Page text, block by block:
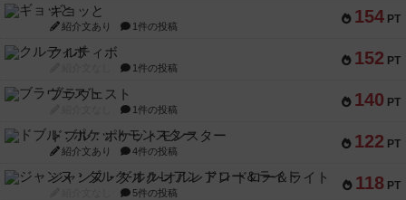
154 PT
ギョッと
紹介文あり 1件の投稿
152 PT
クルティボ
1件の投稿
140 PT
ブラヴェスト
1件の投稿
122 PT
ドブル：ポケットモンスター
紹介文あり 4件の投稿
118 PT
ジャンヌ・ダルク-オルレアン ドロー＆ライト
5件の投稿